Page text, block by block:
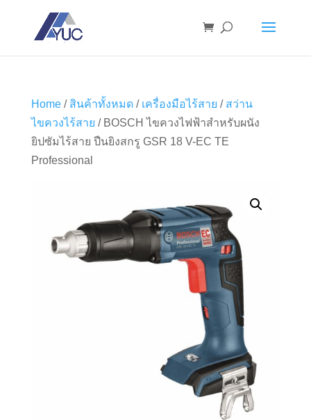
Home/ สินค้าทั้งหมด/ เครื่องมือไร้สาย / สว่าน
ไขควงไร้สาย / BOSCH ไขควงไฟฟ้าสำหรับผนัง
ยิปซัมไร้สาย ปืนยิงสกรู GSR 18 V-EC TE
Professional